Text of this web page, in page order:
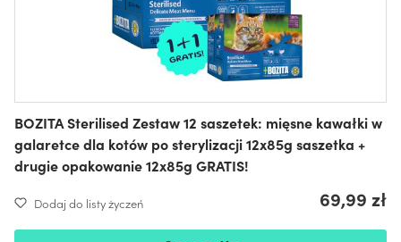
BOZITA Sterilised Zestaw 12 saszetek: mięsne kawałki w
galaretce dla kotów po sterylizacji 12x85g saszetka +
drugie opakowanie 12x85g GRATIS!
Dodaj do listy życzeń 69,99 zł